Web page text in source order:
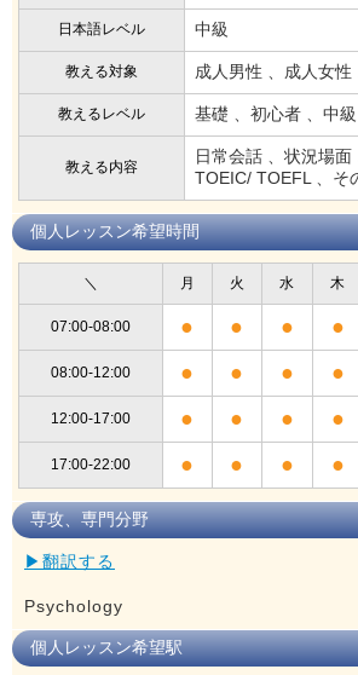
日本語レベル 中級
教える対象 成人男性 、成人女性
教えるレベル 基礎 、初心者 、中
教える内容
日常会話 、状況場面
TOEIC/ TOEFL 、そ
個人レッスン希望時間
＼ 月 火 水 木
07:00-08:00 ● ● ● ●
08:00-12:00 ● ● ● ●
12:00-17:00 ● ● ● ●
17:00-22:00 ● ● ● ●
専攻、専門分野
▶翻訳する
Psychology
個人レッスン希望駅